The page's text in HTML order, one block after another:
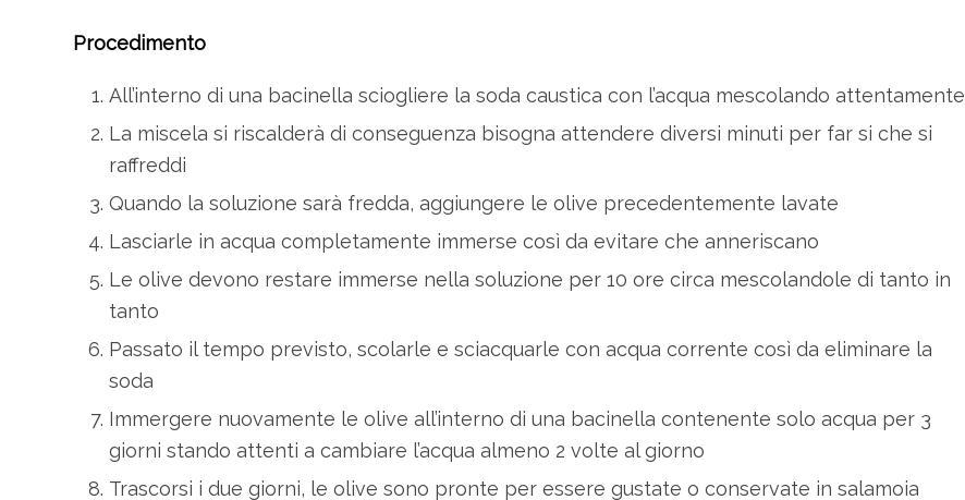
Procedimento
All’interno di una bacinella sciogliere la soda caustica con l’acqua mescolando attentamente
La miscela si riscalderà di conseguenza bisogna attendere diversi minuti per far si che si
raffreddi
Quando la soluzione sarà fredda, aggiungere le olive precedentemente lavate
Lasciarle in acqua completamente immerse così da evitare che anneriscano
Le olive devono restare immerse nella soluzione per 10 ore circa mescolandole di tanto in
tanto
Passato il tempo previsto, scolarle e sciacquarle con acqua corrente così da eliminare la
soda
Immergere nuovamente le olive all’interno di una bacinella contenente solo acqua per 3
giorni stando attenti a cambiare l’acqua almeno 2 volte al giorno
Trascorsi i due giorni, le olive sono pronte per essere gustate o conservate in salamoia